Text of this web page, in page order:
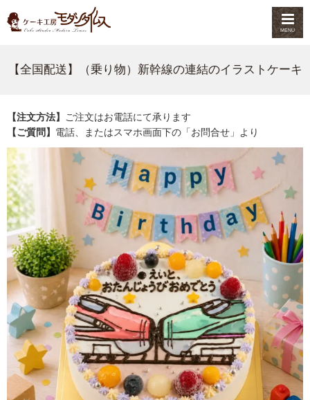
MENU
【全国配送】（乗り物）新幹線の連結のイラストケーキ
【注文方法】
ご注文はお電話にて承ります
【ご質問】 電話、またはスマホ画面下の「お問合せ」より